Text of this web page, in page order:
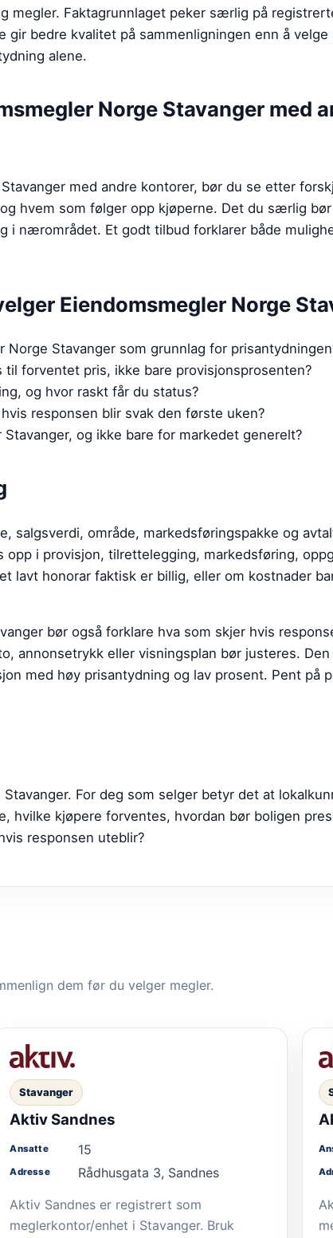
megler. Faktagrunnlaget peker særlig på
bedre kvalitet på sammenligningen enn å velge
alene.
Norge Stavanger med
med andre kontorer, bør du se etter
hvem som følger opp kjøperne. Det du særlig
i nærområdet. Et godt tilbud forklarer både
Eiendomsmegler Norge
Norge Stavanger som grunnlag for
forventet pris, ikke bare provisjonsprosenten?
og hvor raskt får du status?
responsen blir svak den første uken?
og ikke bare for markedet generelt?
salgsverdi, område, markedsføringspakke og
i provisjon, tilrettelegging, markedsføring,
lavt honorar faktisk er billig, eller om kostnader
bør også forklare hva som skjer hvis
annonsetrykk eller visningsplan bør justeres.
med høy prisantydning og lav prosent. Pent på
For deg som selger betyr det at
hvilke kjøpere forventes, hvordan bør boligen
responsen uteblir?
dem før du velger megler.
Stavanger
Aktiv Sandnes
Ansatte 15
Adresse
Rådhusgata 3, Sandnes
Aktiv Sandnes er registrert som
meglerkontor/enhet i Stavanger. Bruk